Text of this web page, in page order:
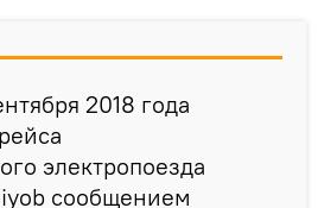
2018 года
электропоезда
сообщением